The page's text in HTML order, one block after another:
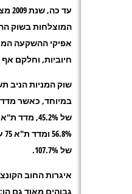
עד
המוצלחות בשוק
אפיקי ההשקעה
חיוביות, וחלקם אף
שוק המניות הניב
של 107.7%.
איגרות החוב